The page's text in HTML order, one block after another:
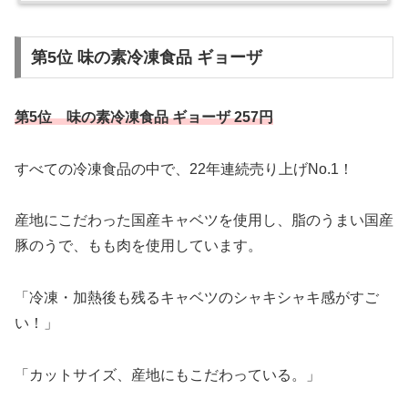
第5位 味の素冷凍食品 ギョーザ
第5位 味の素冷凍食品 ギョーザ 257円
すべての冷凍食品の中で、22年連続売り上げNo.1！
産地にこだわった国産キャベツを使用し、脂のうまい国産
豚のうで、もも肉を使用しています。
「冷凍・加熱後も残るキャベツのシャキシャキ感がすご
い！」
「カットサイズ、産地にもこだわっている。」